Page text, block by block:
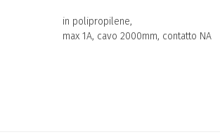
in polipropilene,
max 1A, cavo 2000mm, contatto NA